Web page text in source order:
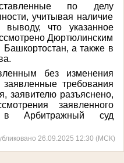
по делу
учитывая наличие
что указанное
Дюртюлинским
а также в
без изменения
заявленные требования
заявителю разъяснено,
заявленного
в Арбитражный суд
26.09.2025 12:30 (МСК)